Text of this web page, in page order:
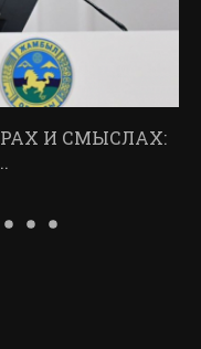
И СМЫСЛАХ: